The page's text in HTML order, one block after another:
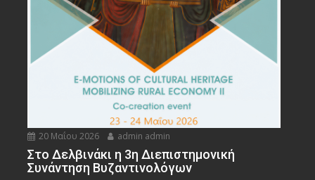
20 Μαΐου 2026 admin admin
Στο Δελβινάκι η 3η Διεπιστημονική
Συνάντηση Βυζαντινολόγων